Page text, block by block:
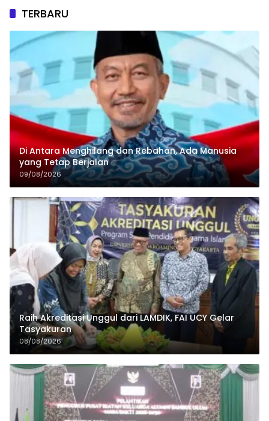
TERBARU
Di Antara Menghilang dan Rebahan, Ada Manusia
yang Tetap Berjalan
09/08/2026
Raih Akreditasi Unggul dari LAMDIK, FAI UCY Gelar
Tasyakuran
08/08/2026